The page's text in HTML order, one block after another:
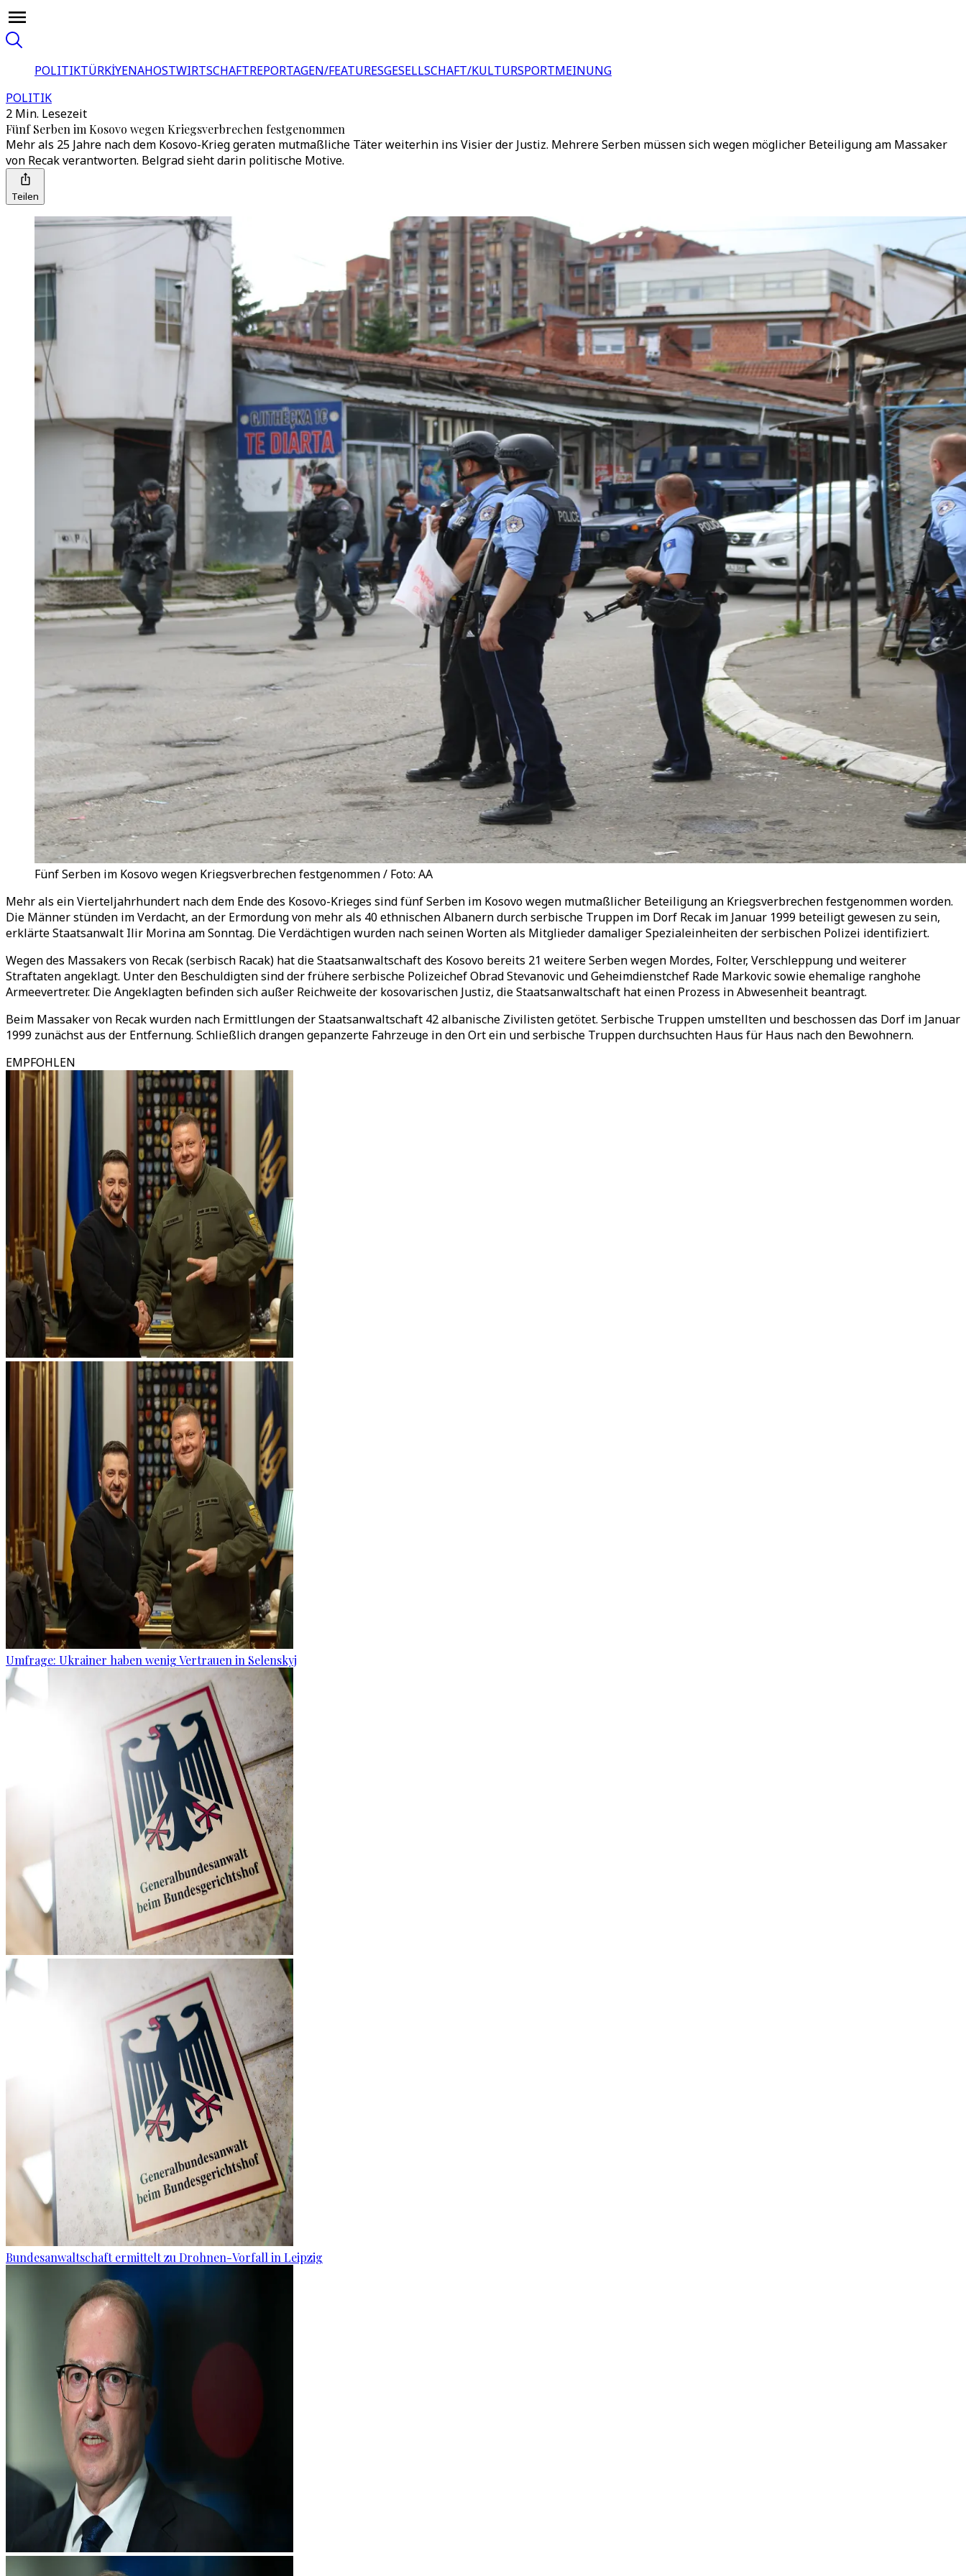
POLITIKTÜRKİYENAHOSTWIRTSCHAFTREPORTAGEN/FEATURESGESELLSCHAFT/KULTURSPORTMEINUNG
POLITIK
2 Min. Lesezeit
Fünf Serben im Kosovo wegen Kriegsverbrechen festgenommen
Mehr als 25 Jahre nach dem Kosovo-Krieg geraten mutmaßliche Täter weiterhin ins Visier der Justiz. Mehrere Serben müssen sich wegen möglicher Beteiligung am Massaker
von Recak verantworten. Belgrad sieht darin politische Motive.
Teilen
Fünf Serben im Kosovo wegen Kriegsverbrechen festgenommen / Foto: AA
Mehr als ein Vierteljahrhundert nach dem Ende des Kosovo-Krieges sind fünf Serben im Kosovo wegen mutmaßlicher Beteiligung an Kriegsverbrechen festgenommen worden.
Die Männer stünden im Verdacht, an der Ermordung von mehr als 40 ethnischen Albanern durch serbische Truppen im Dorf Recak im Januar 1999 beteiligt gewesen zu sein,
erklärte Staatsanwalt Ilir Morina am Sonntag. Die Verdächtigen wurden nach seinen Worten als Mitglieder damaliger Spezialeinheiten der serbischen Polizei identifiziert.
Wegen des Massakers von Recak (serbisch Racak) hat die Staatsanwaltschaft des Kosovo bereits 21 weitere Serben wegen Mordes, Folter, Verschleppung und weiterer
Straftaten angeklagt. Unter den Beschuldigten sind der frühere serbische Polizeichef Obrad Stevanovic und Geheimdienstchef Rade Markovic sowie ehemalige ranghohe
Armeevertreter. Die Angeklagten befinden sich außer Reichweite der kosovarischen Justiz, die Staatsanwaltschaft hat einen Prozess in Abwesenheit beantragt.
Beim Massaker von Recak wurden nach Ermittlungen der Staatsanwaltschaft 42 albanische Zivilisten getötet. Serbische Truppen umstellten und beschossen das Dorf im Januar
1999 zunächst aus der Entfernung. Schließlich drangen gepanzerte Fahrzeuge in den Ort ein und serbische Truppen durchsuchten Haus für Haus nach den Bewohnern.
EMPFOHLEN
Umfrage: Ukrainer haben wenig Vertrauen in Selenskyj
Bundesanwaltschaft ermittelt zu Drohnen-Vorfall in Leipzig